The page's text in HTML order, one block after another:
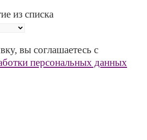
из списка
вы соглашаетесь с
персональных данных